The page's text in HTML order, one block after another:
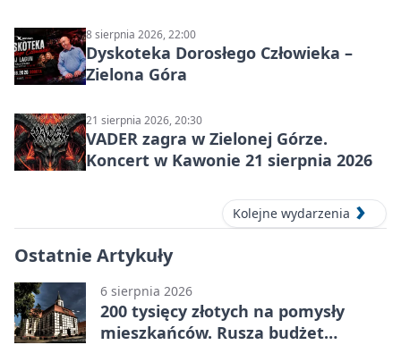
8 sierpnia 2026, 22:00
Dyskoteka Dorosłego Człowieka –
Zielona Góra
21 sierpnia 2026, 20:30
VADER zagra w Zielonej Górze.
Koncert w Kawonie 21 sierpnia 2026
Kolejne wydarzenia
Ostatnie Artykuły
6 sierpnia 2026
200 tysięcy złotych na pomysły
mieszkańców. Rusza budżet